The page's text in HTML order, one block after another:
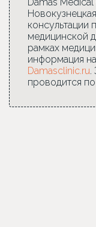
консультации
медицинской
рамках
информация
Damasclinic.ru.
проводится